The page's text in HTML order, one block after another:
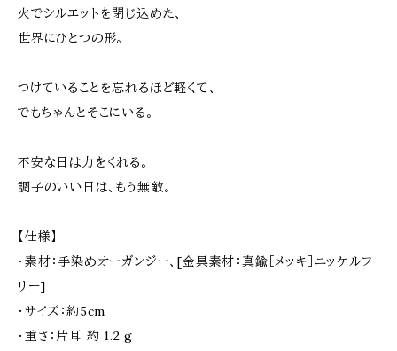
火でシルエットを閉じ込めた、
世界にひとつの形。
つけていることを忘れるほど軽くて、
でもちゃんとそこにいる。
不安な日は力をくれる。
調子のいい日は、もう無敵。
【仕様】
・素材：手染めオーガンジー、[金具素材：真鍮［メッキ］ニッケルフ
リー]
・サイズ：約5cm
・重さ：片耳 約 1.2 g